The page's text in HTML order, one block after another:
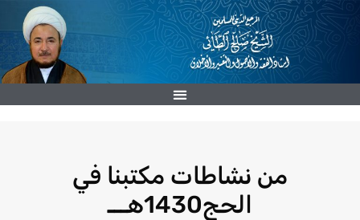
من نشاطات مكتبنا في
الحج1430هـــ